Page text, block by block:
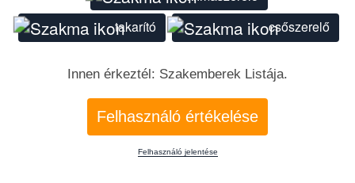
takarító
csőszerelő
Innen érkeztél: Szakemberek Listája.
Felhasználó értékelése
Felhasználó jelentése